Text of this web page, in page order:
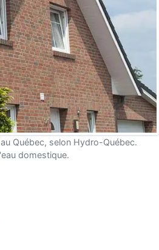
Québec, selon Hydro-Québec.
domestique.